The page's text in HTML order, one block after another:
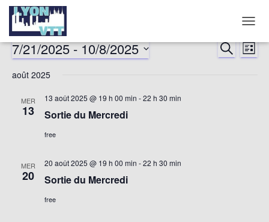
LA
RECHERCHE
LISTE
7/21/2025 - 10/8/2025
une
août 2025
MER
13
13 août 2025 @ 19 h 00 min -22 h 30 min
Sortie du Mercredi
free
MER
20
20 août 2025 @ 19 h 00 min -22 h 30 min
Sortie du Mercredi
free